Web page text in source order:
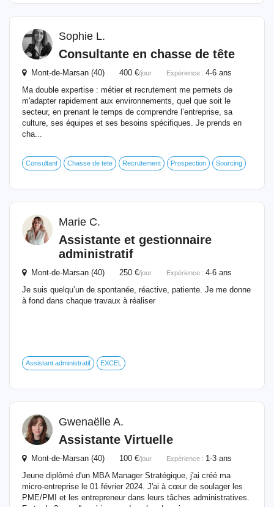
Sophie L.
Consultante en chasse de tête
Mont-de-Marsan (40) 400 €/jour Expérience : 4-6 ans
Ma double expertise : métier et recrutement me permets de
m'adapter rapidement aux environnements, quel que soit le
secteur, en prenant le temps de comprendre l’entreprise, sa
culture, ses équipes et ses besoins spécifiques. Je prends en
cha...
Consultant Chasse de tete Recrutement Prospection Sourcing
Marie C.
Assistante et gestionnaire
administratif
Mont-de-Marsan (40) 250 €/jour Expérience : 4-6 ans
Je suis quelqu’un de spontanée, réactive, patiente. Je me donne
à fond dans chaque travaux à réaliser
Assistant administratif EXCEL
Gwenaëlle A.
Assistante Virtuelle
Mont-de-Marsan (40) 100 €/jour Expérience : 1-3 ans
Jeune diplômé d'un MBA Manager Stratégique, j'ai créé ma
micro-entreprise le 01 février 2024. J'ai à cœur de soulager les
PME/PMI et les entrepreneur dans leurs tâches administratives.